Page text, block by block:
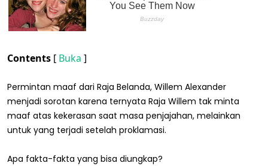
Contents [ Buka ]
Permintan maaf dari Raja Belanda, Willem Alexander
menjadi sorotan karena ternyata Raja Willem tak minta
maaf atas kekerasan saat masa penjajahan, melainkan
untuk yang terjadi setelah proklamasi.
Apa fakta-fakta yang bisa diungkap?